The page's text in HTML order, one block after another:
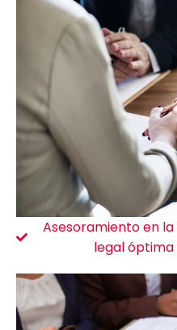
Asesoramiento en
legal óptima